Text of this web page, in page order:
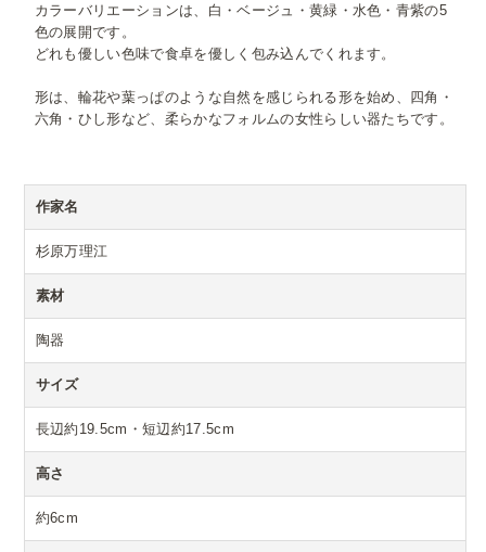
カラーバリエーションは、白・ベージュ・黄緑・水色・青紫の5
色の展開です。
どれも優しい色味で食卓を優しく包み込んでくれます。
形は、輪花や葉っぱのような自然を感じられる形を始め、四角・
六角・ひし形など、柔らかなフォルムの女性らしい器たちです。
作家名
杉原万理江
素材
陶器
サイズ
長辺約19.5cm・短辺約17.5cm
高さ
約6cm